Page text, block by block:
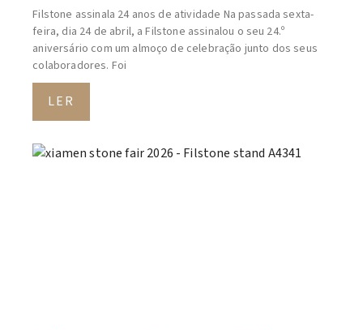
Filstone assinala 24 anos de atividade Na passada sexta-
feira, dia 24 de abril, a Filstone assinalou o seu 24.º
aniversário com um almoço de celebração junto dos seus
colaboradores. Foi
LER